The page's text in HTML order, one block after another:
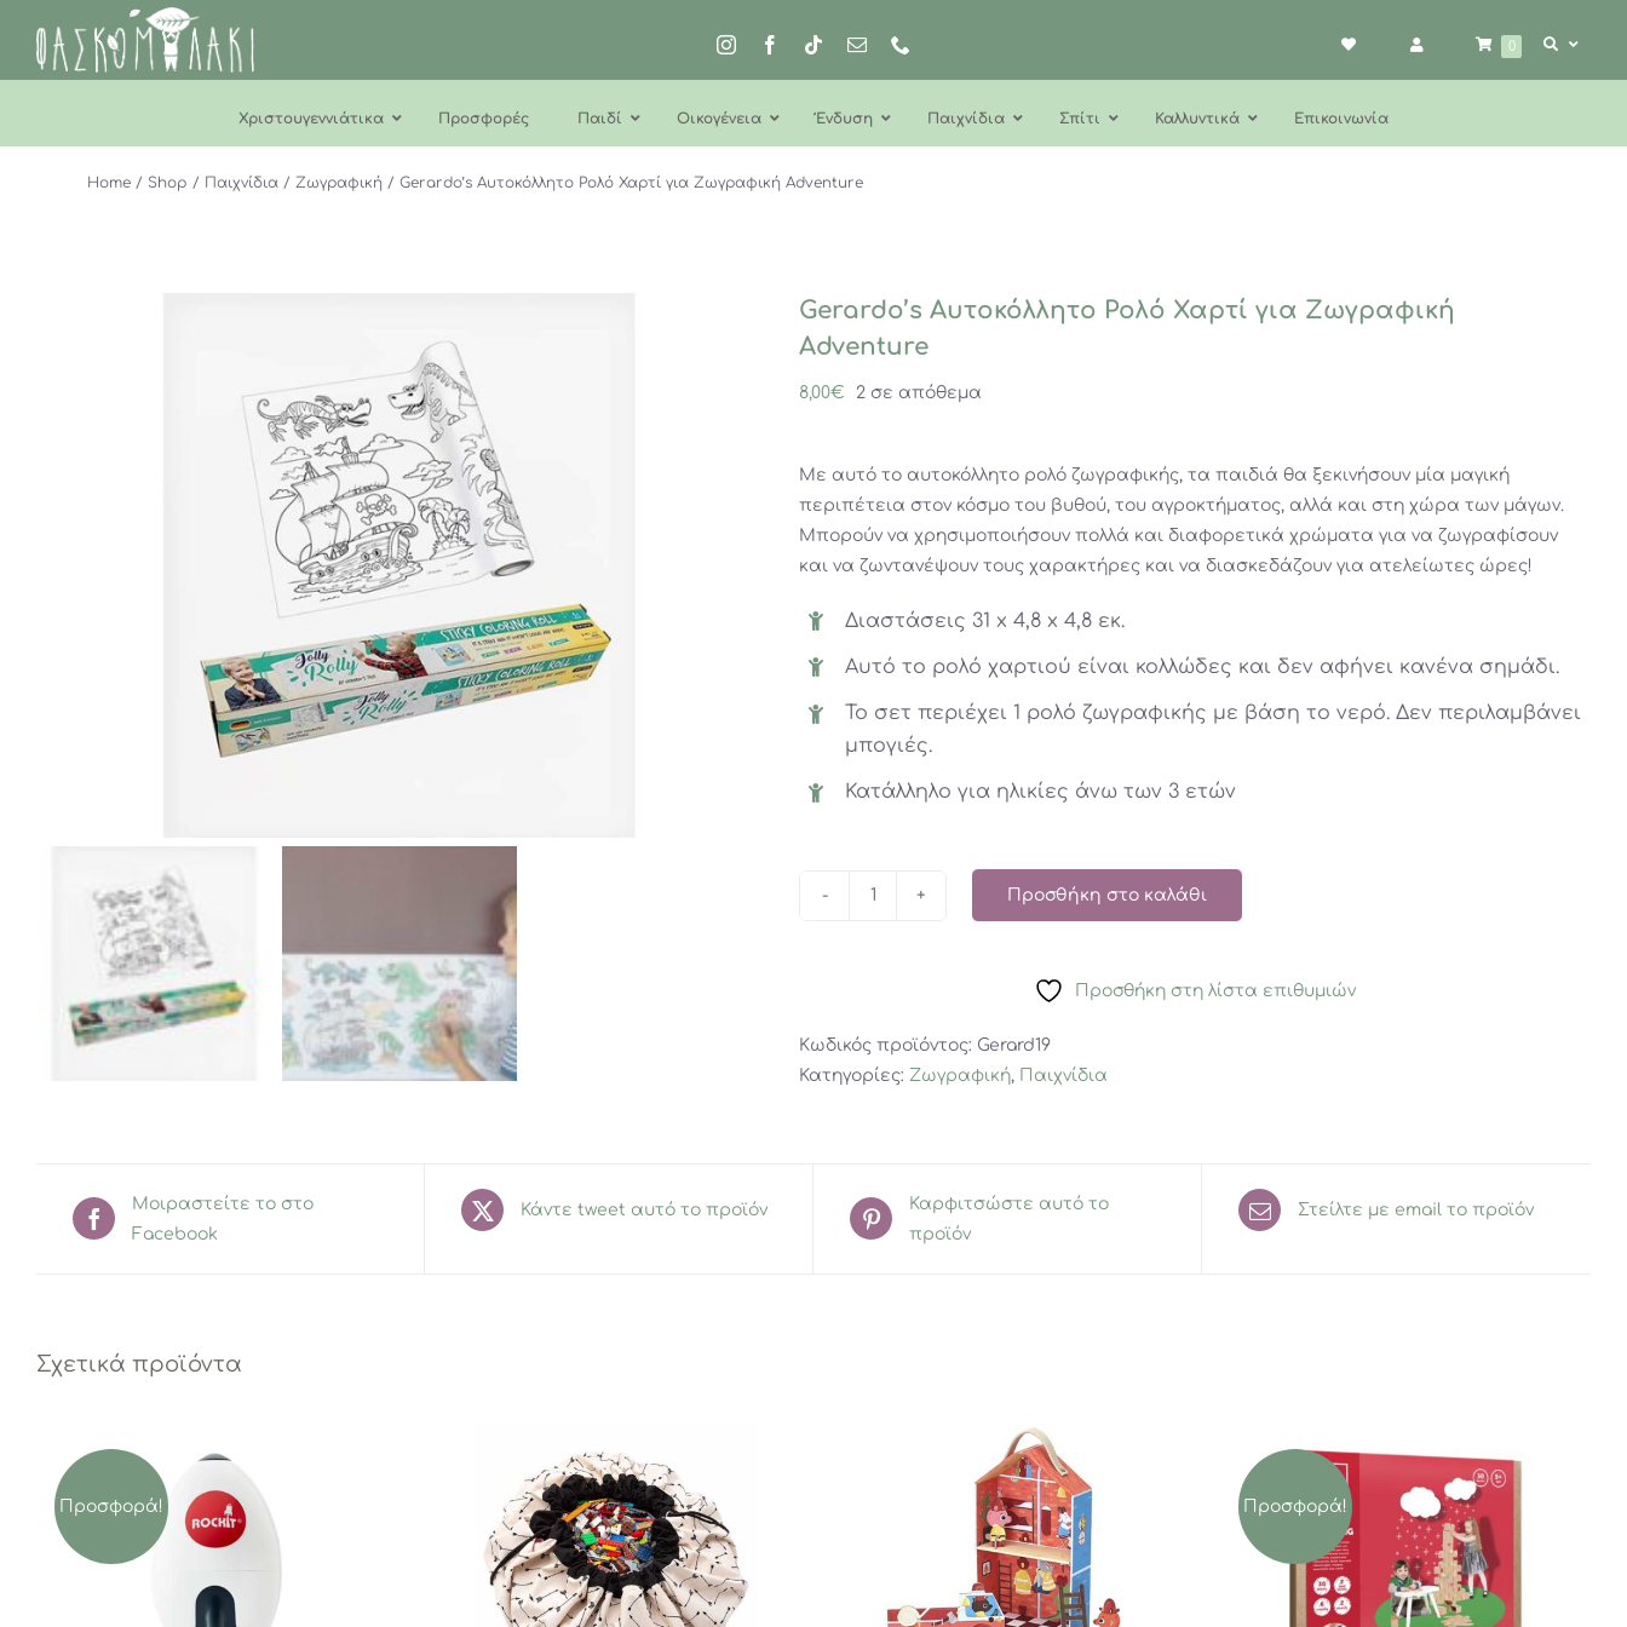
περιεχόμενο
0
Χριστουγεννιάτικα Προσφορές Παιδί Οικογένεια Ένδυση Παιχνίδια Σπίτι Καλλυντικά Επικοινωνία
Home Shop Παιχνίδια Ζωγραφική Gerardo’s Αυτοκόλλητο Ρολό Χαρτί για Ζωγραφική Adventure
Gerardo’s Αυτοκόλλητο Ρολό Χαρτί για Ζωγραφική
Adventure
8,00€ 2 σε απόθεμα
Με αυτό το αυτοκόλλητο ρολό ζωγραφικής, τα παιδιά θα ξεκινήσουν μία μαγική
περιπέτεια στον κόσμο του βυθού, του αγροκτήματος, αλλά και στη χώρα των μάγων.
Μπορούν να χρησιμοποιήσουν πολλά και διαφορετικά χρώματα για να ζωγραφίσουν
και να ζωντανέψουν τους χαρακτήρες και να διασκεδάζουν για ατελείωτες ώρες!
Διαστάσεις 31 x 4,8 x 4,8 εκ.
Αυτό το ρολό χαρτιού είναι κολλώδες και δεν αφήνει κανένα σημάδι.
Το σετ περιέχει 1 ρολό ζωγραφικής με βάση το νερό. Δεν περιλαμβάνει
μπογιές.
Κατάλληλο για ηλικίες άνω των 3 ετών
Ζωγραφική
Adventure
Προσθήκη στο καλάθι
Προσθήκη στη λίστα επιθυμιών
Κωδικός προϊόντος: Gerard19
Κατηγορίες: Ζωγραφική, Παιχνίδια
Μοιραστείτε το στο
Facebook
Κάντε tweet αυτό το προϊόν
Καρφιτσώστε αυτό το
προϊόν
Στείλτε με email το προϊόν
Σχετικά προϊόντα
Προσφορά! Προσφορά!